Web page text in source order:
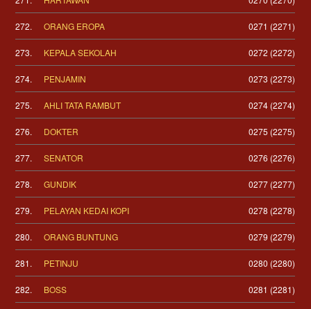
272. ORANG EROPA 0271 (2271)
273. KEPALA SEKOLAH 0272 (2272)
274. PENJAMIN 0273 (2273)
275. AHLI TATA RAMBUT 0274 (2274)
276. DOKTER 0275 (2275)
277. SENATOR 0276 (2276)
278. GUNDIK 0277 (2277)
279. PELAYAN KEDAI KOPI 0278 (2278)
280. ORANG BUNTUNG 0279 (2279)
281. PETINJU 0280 (2280)
282. BOSS 0281 (2281)